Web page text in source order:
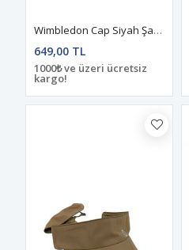
Wimbledon Cap Siyah Şapka
649,00 TL
1000₺ ve üzeri ücretsiz
kargo!